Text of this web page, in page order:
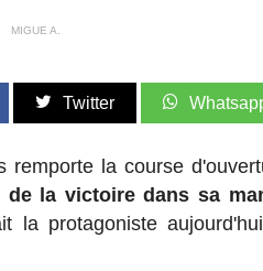
MIGUE A.
Twitter
remporte la course
de la victoire dans sa
la protagoniste